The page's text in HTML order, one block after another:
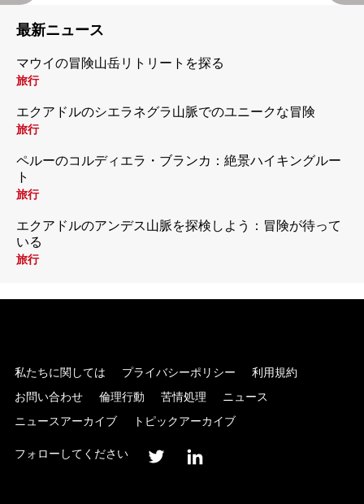
最新ニュース
マウイの冒険山岳リトリートを探る
旅行
エクアドルのシエラネグラ山脈でのユニークな冒険
旅行
ペルーのコルディエラ・ブランカ：絶景ハイキングルー
ト
旅行
エクアドルのアンデス山脈を探検しよう：冒険が待って
いる
旅行
私たちに関しては プライバシーポリシー
利用規約
お問い合わせ
倫理行動 苦情処理
ニュース
ニュースアーカイブ
トピックアーカイブ
フォローしてください